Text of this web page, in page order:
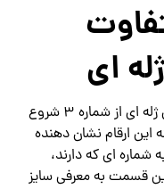
ای
همان طور که می دانید، گلدان پلاستیکی ژله ای از شماره 3 شروع
البته این ارقام نشان دهنده
شماره ای که دارند،
قسمت به معرفی سایز